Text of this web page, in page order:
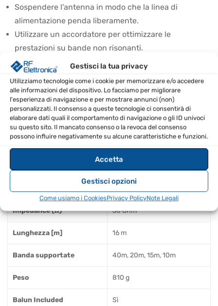
Gestisci la tua privacy
Utilizziamo tecnologie come i cookie per memorizzare e/o accedere
alle informazioni del dispositivo. Lo facciamo per migliorare
l'esperienza di navigazione e per mostrare annunci (non)
personalizzati. Il consenso a queste tecnologie ci consentirà di
elaborare dati quali il comportamento di navigazione o gli ID univoci
su questo sito. Il mancato consenso o la revoca del consenso
possono influire negativamente su alcune caratteristiche e funzioni.
Accetta
Gestisci opzioni
Come usiamo i CookiesPrivacy PolicyNote Legali
Sospendere l'antenna in modo che la linea di
alimentazione penda liberamente.
Utilizzare un accordatore per ottimizzare le
prestazioni su bande non risonanti.
Può essere utilizzata come antenna verticale con un
supporto adeguato.
SPECIFICHE TECNICHE
Modello Hari G5RV 40-10 + Balun
Hari
Impedance (Ω) 50 Ohm
Lunghezza [m] 16 m
Banda supportate 40m, 20m, 15m, 10m
Peso 810 g
Balun Included Sì